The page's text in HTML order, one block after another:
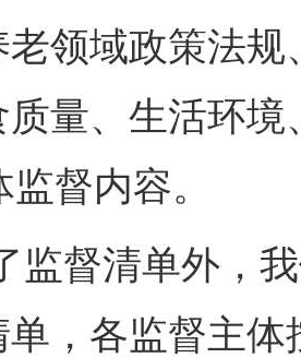
领域政策法
量、生活环
督内容。
督清单外，我
单，各监督主